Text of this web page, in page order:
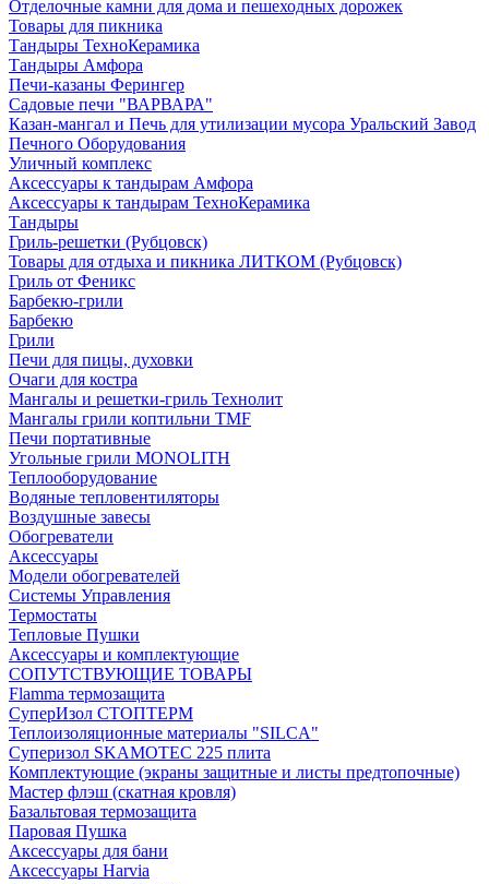
Отделочные камни для дома и пешеходных дорожек
Товары для пикника
Тандыры ТехноКерамика
Тандыры Амфора
Печи-казаны Ферингер
Садовые печи "ВАРВАРА"
Казан-мангал и Печь для утилизации мусора Уральский Завод
Печного Оборудования
Уличный комплекс
Аксессуары к тандырам Амфора
Аксессуары к тандырам ТехноКерамика
Тандыры
Гриль-решетки (Рубцовск)
Товары для отдыха и пикника ЛИТКОМ (Рубцовск)
Гриль от Феникс
Барбекю-грили
Барбекю
Грили
Печи для пицы, духовки
Очаги для костра
Мангалы и решетки-гриль Технолит
Мангалы грили коптильни TMF
Печи портативные
Угольные грили MONOLITH
Теплооборудование
Водяные тепловентиляторы
Воздушные завесы
Обогреватели
Аксессуары
Модели обогревателей
Системы Управления
Термостаты
Тепловые Пушки
Аксессуары и комплектующие
СОПУТСТВУЮЩИЕ ТОВАРЫ
Flamma термозащита
СуперИзол СТОПТЕРМ
Теплоизоляционные материалы "SILCA"
Суперизол SKAMOTEC 225 плита
Комплектующие (экраны защитные и листы предтопочные)
Мастер флэш (скатная кровля)
Базальтовая термозащита
Паровая Пушка
Аксессуары для бани
Аксессуары Harvia